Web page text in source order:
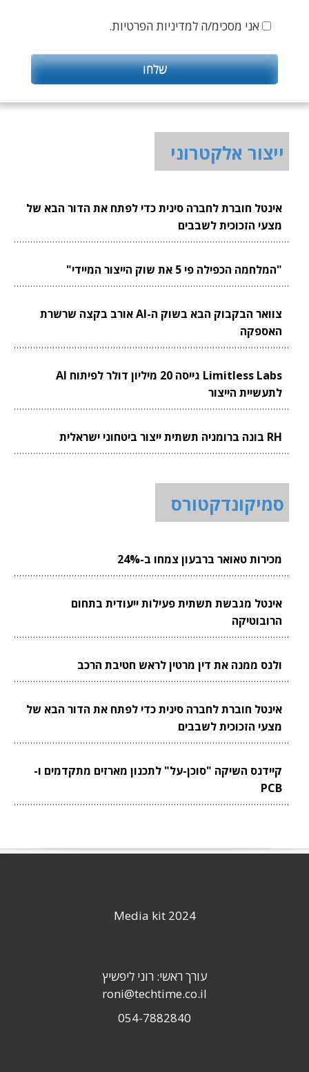
אני מסכימ/ה למדיניות הפרטיות.
ייצור אלקטרוני
אינטל חוברת לחברה סינית כדי לפתח את הדור הבא של
מצעי הזכוכית לשבבים
"המלחמה הכפילה פי 5 את שוק הייצור המיידי"
צוואר הבקבוק הבא בשוק ה-AI אורב בקצה שרשרת
האספקה
Limitless Labs גייסה 20 מיליון דולר לפיתוח AI
לתעשיית הייצור
RH בונה ברומניה תשתית ייצור ביטחוני ישראלית
סמיקונדקטורס
מכירות טאואר ברבעון צמחו ב-24%
אינטל מגבשת תשתית פעילות ייעודית בתחום
הרובוטיקה
ולנס ממנה את דין מרטין לראש חטיבת הרכב
אינטל חוברת לחברה סינית כדי לפתח את הדור הבא של
מצעי הזכוכית לשבבים
קיידנס השיקה "סוכן-על" לתכנון מארזים מתקדמים ו-
PCB
Media kit 2024
עורך ראשי: רוני ליפשיץ
roni@techtime.co.il
054-7882840